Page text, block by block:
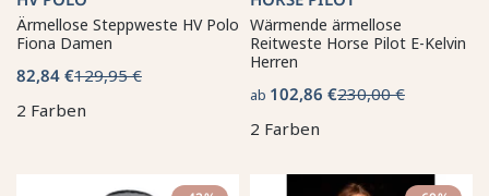
Ärmellose Steppweste HV Polo
Fiona Damen
82,84 €129,95 €
2 Farben
Wärmende ärmellose
Reitweste Horse Pilot E-Kelvin
Herren
ab 102,86 €230,00 €
2 Farben